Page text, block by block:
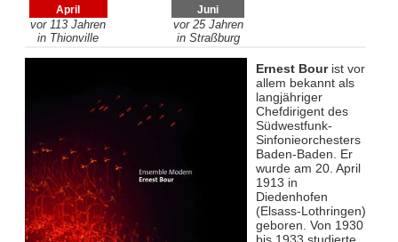
April
vor 113 Jahren
in Thionville
Juni
vor 25 Jahren
in Straßburg
Ernest Bourist vor
allem bekannt als
langjähriger
Chefdirigent des
Südwestfunk-
Sinfonieorchesters
Baden-Baden. Er
wurde am 20. April
1913 in
Diedenhofen
(Elsass-Lothringen)
geboren. Von 1930